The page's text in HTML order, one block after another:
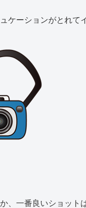
ケーションがとれて
、一番良いショットは